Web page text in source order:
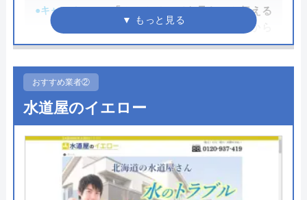
●キャンペーン
「ホームページを見た」と伝える
だけで、WEB割で作業料金から
3,000円割引！
●駆けつけ時間 最短20分
●定休日 年中無休
●出張見積もり 出張・見積もり無料
●支払い方法
現金、銀行振込、モバイル、後払
い決済、クレジットカード
おすすめ業者②
水道屋のイエロー